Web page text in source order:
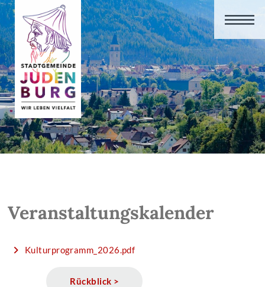
Veranstaltungskalender
Kulturprogramm_2026.pdf
Rückblick >